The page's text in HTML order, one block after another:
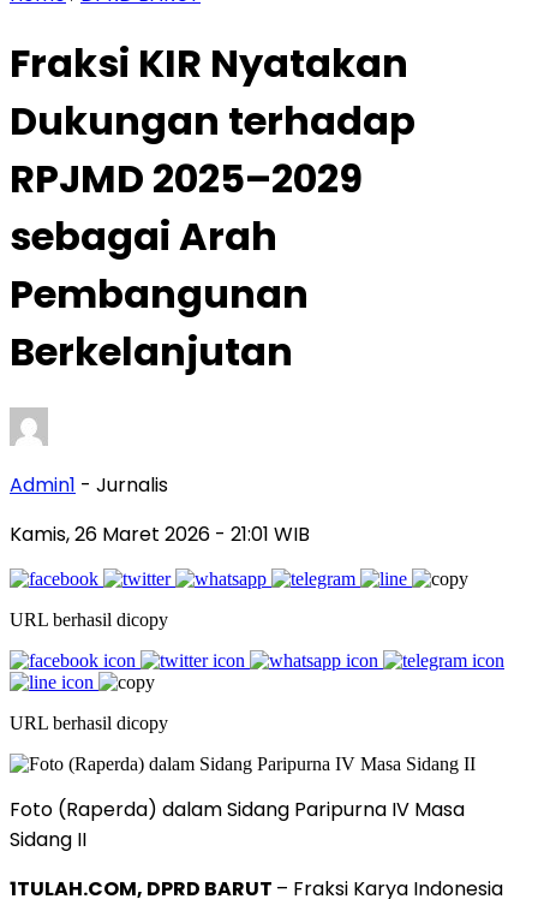
Fraksi KIR Nyatakan
Dukungan terhadap
RPJMD 2025–2029
sebagai Arah
Pembangunan
Berkelanjutan
Admin1 - Jurnalis
Kamis, 26 Maret 2026 - 21:01 WIB
URL berhasil dicopy
URL berhasil dicopy
Foto (Raperda) dalam Sidang Paripurna IV Masa
Sidang II
1TULAH.COM, DPRD BARUT – Fraksi Karya Indonesia